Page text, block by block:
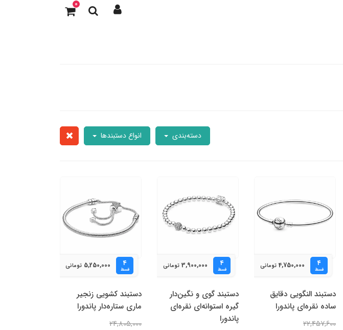
0
دسته‌بندی انواع دستبندها
۴
قسط 4,750,000 تومانی
دستبند النگویی دقایق
ساده نقره‌ای پاندورا
22,457,600
۴
قسط 3,900,000 تومانی
دستبند گوی‌ و نگین‌دار
گیره استوانه‌ای نقره‌ای
پاندورا
۴
قسط 5,250,000 تومانی
دستبند کشویی زنجیر
ماری ستاره‌دار پاندورا
24,805,000